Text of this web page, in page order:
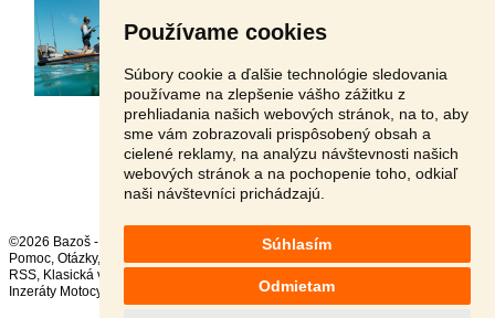
Používame cookies
Súbory cookie a ďalšie technológie sledovania
používame na zlepšenie vášho zážitku z
prehliadania našich webových stránok, na to, aby
sme vám zobrazovali prispôsobený obsah a
cielené reklamy, na analýzu návštevnosti našich
webových stránok a na pochopenie toho, odkiaľ
naši návštevníci prichádzajú.
Súhlasím
Odmietam
Stránka: 1 2 3 Ďalšia
©2026 Bazoš -
Pomoc, Otázky, Hodnotenie
RSS,
Inzeráty Motocykle celkom:
, za 24 hodín:1378